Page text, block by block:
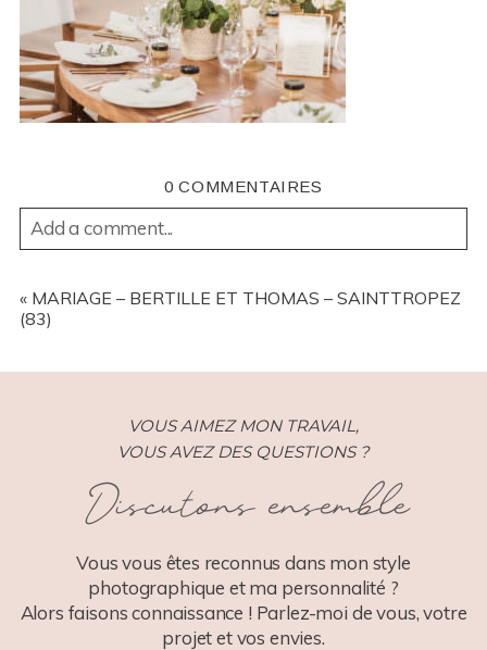
0 COMMENTAIRES
Add a comment...
REQUIRED FIELDS ARE MARKED *
POST COMMENT
« MARIAGE – BERTILLE ET THOMAS – SAINTTROPEZ
(83)
VOUS AIMEZ MON TRAVAIL,
VOUS AVEZ DES QUESTIONS ?
Discutons ensemble
Vous vous êtes reconnus dans mon style
photographique et ma personnalité ?
Alors faisons connaissance ! Parlez-moi de vous, votre
projet et vos envies.